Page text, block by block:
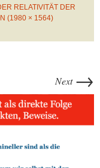
RELATIVITÄT DER
(1980 × 1564)
Next →